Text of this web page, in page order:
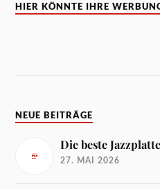
HIER KÖNNTE IHRE
NEUE BEITRÄGE
Die beste
27. MAI 2026